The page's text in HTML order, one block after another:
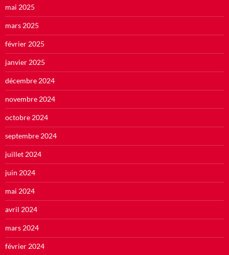
mai 2025
mars 2025
février 2025
janvier 2025
décembre 2024
novembre 2024
octobre 2024
septembre 2024
juillet 2024
juin 2024
mai 2024
avril 2024
mars 2024
février 2024